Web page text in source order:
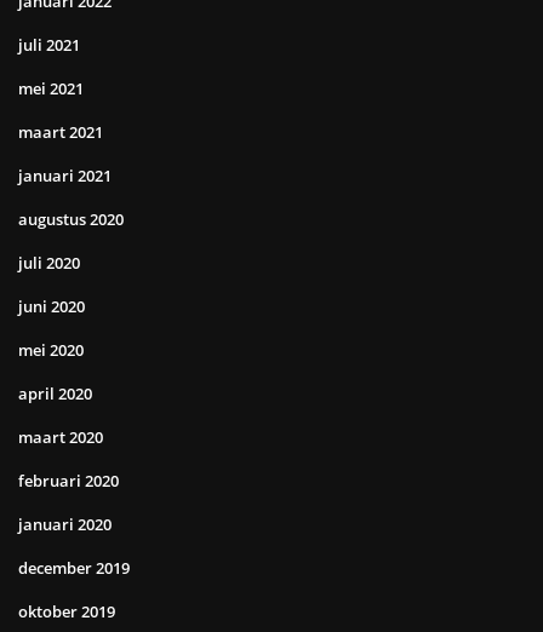
juli 2021
mei 2021
maart 2021
januari 2021
augustus 2020
juli 2020
juni 2020
mei 2020
april 2020
maart 2020
februari 2020
januari 2020
december 2019
oktober 2019